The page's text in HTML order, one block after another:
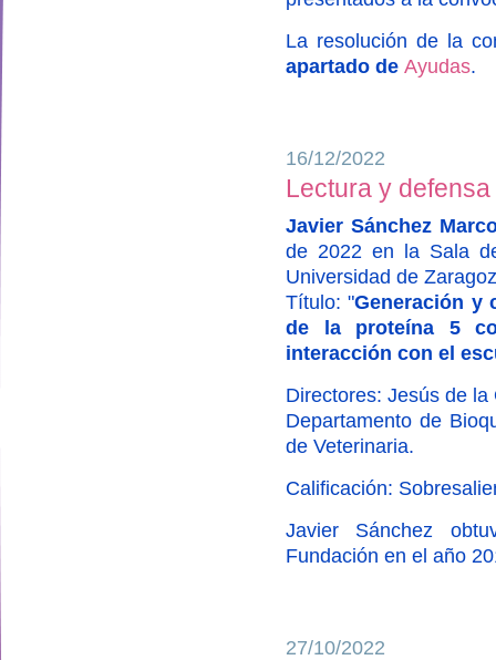
La resolución de la
apartado de Ayudas.
16/12/2022
Lectura y
Javier Sánchez
de 2022 en la Sala
Universidad de
Título: "Generación y
de la proteína 5
interacción con el
Directores: Jesús de
Departamento de
de Veterinaria.
Calificación:
Javier Sánchez
Fundación en el año
27/10/2022